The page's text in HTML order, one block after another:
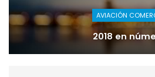
AVIACIÓN
2018 en